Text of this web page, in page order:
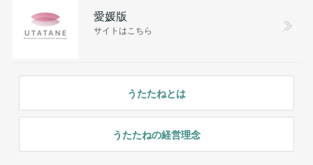
愛媛版
サイトはこちら
うたたねとは
うたたねの経営理念